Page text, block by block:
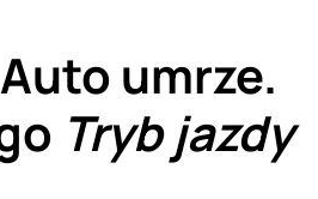
umrze.
Tryb jazdy